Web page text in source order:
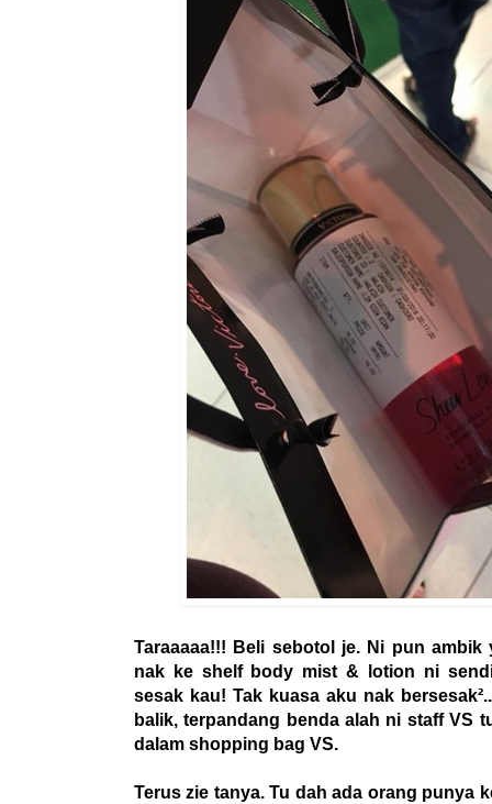
Taraaaaa!!! Beli sebotol je. Ni pun
nak ke shelf body mist & lotion ni
sesak kau! Tak kuasa aku nak
balik, terpandang benda alah ni staff VS
dalam shopping bag VS.
Terus zie tanya. Tu dah ada orang punya